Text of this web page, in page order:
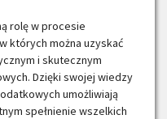
rolę w procesie
których można uzyskać
i skutecznym
Dzięki swojej wiedzy
umożliwiają
spełnienie wszelkich